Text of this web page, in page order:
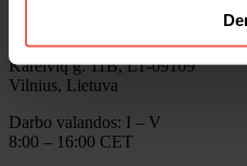
Verslo centras ELEVEN,
Kareivių g. 11B, LT-09109
Vilnius, Lietuva
Darbo valandos: I – V
8:00 – 16:00 CET